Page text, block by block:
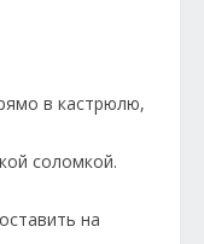
в кастрюлю,
соломкой.
на